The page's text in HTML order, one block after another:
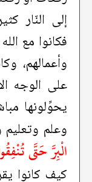
إلى النّار
فكانوا مع
وأعمالهم،
على الوجه
يحوِّلونها
وعلم وتعليم
الْبِرَّ حَتَّى
كيف كانوا